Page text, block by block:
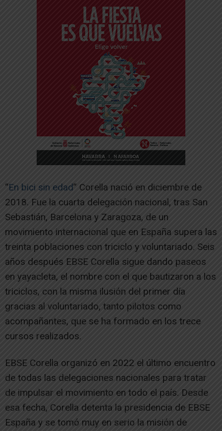
“En bici sin edad” Corella nació en diciembre de
2018. Fue la cuarta delegación nacional, tras San
Sebastián, Barcelona y Zaragoza, de un
movimiento internacional que en España supera las
treinta poblaciones con triciclo y voluntariado. Seis
años después EBSE Corella sigue dando paseos
en yayacleta, el nombre con el que bautizaron a los
triciclos, con la misma ilusión del primer día
gracias al voluntariado, tanto pilotos como
acompañantes, que se ha formado en los trece
cursos realizados.
EBSE Corella organizó en 2022 el último encuentro
de todas las delegaciones nacionales para tratar
de impulsar el movimiento en todo el país. Desde
esa fecha, Corella detenta la presidencia de EBSE
España y se tomó muy en serio la misión de